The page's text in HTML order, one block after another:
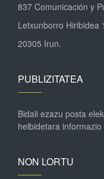
837 Comunicación y
Letxunborro Hiribidea
20305 Irun.
PUBLIZITATEA
Bidali ezazu posta
helbidetara
NON LORTU